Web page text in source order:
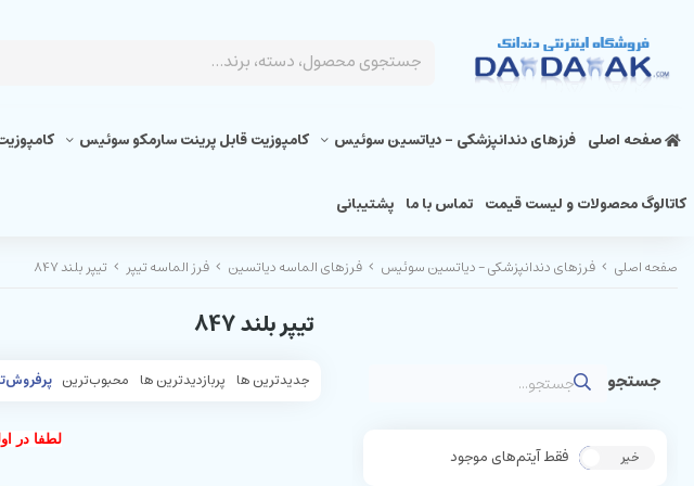
صفحه اصلی فرزهای دندانپزشکی - دیاتسین سوئیس کامپوزیت قابل پرینت سارمکو سوئیس
کاتالوگ محصولات و لیست قیمت تماس با ما پشتیبانی
صفحه اصلی فرزهای دندانپزشکی - دیاتسین سوئیس فرزهای الماسه دیاتسین فرز الماسه تیپر تیپر بلند 847
بله خیر فقط آیتم‌های موجود
تیپر بلند 847
جدیدترین ها پربازدیدترین ها محبوب‌‌ترین
لطفا در